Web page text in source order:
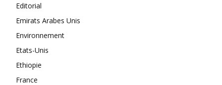
Editorial
Emirats Arabes Unis
Environnement
Etats-Unis
Ethiopie
France